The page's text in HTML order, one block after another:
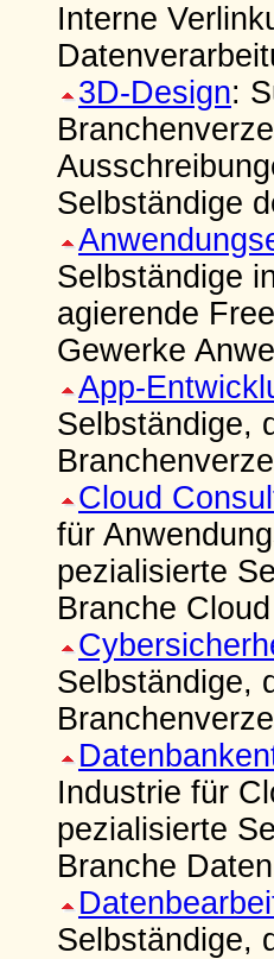
Interne
3D-Design:
Selbständige
Selbständige
agierende
Gewerke
App-
Selbständige,
Cloud
für
pezialisierte
Branche
Selbständige,
Industrie für
pezialisierte
Branche
Selbständige,